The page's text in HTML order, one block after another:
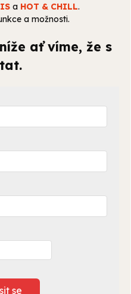
a HOT & CHILL.
a možnosti.
ať víme, že s
se